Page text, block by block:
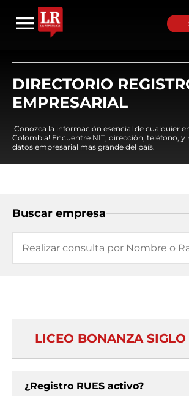
DIRECTORIO
EMPRESARIAL
¡Conozca la información esencial de cualquier
Colombia! Encuentre NIT, dirección, teléfono, y
datos empresarial mas grande del país.
Buscar empresa
LICEO BONANZA SIGLO
¿Registro RUES activo?